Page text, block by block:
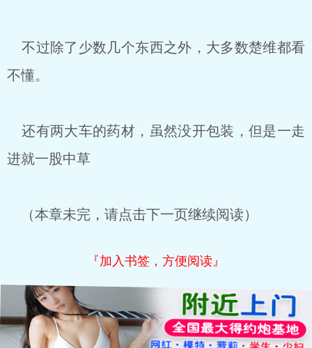
不过除了少数几个东西之外，大多数楚维都看
不懂。
还有两大车的药材，虽然没开包装，但是一走
进就一股中草
（本章未完，请点击下一页继续阅读）
『加入书签，方便阅读』